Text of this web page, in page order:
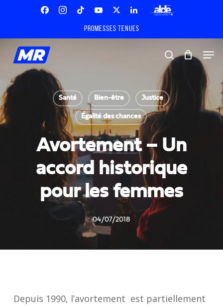
content
Twitter
Linkedin ALDE
Promesses tenues
search
Santé Bien-être Justice
Égalité des chances
Avortement – Un
accord historique
pour les femmes
04/07/2018
Depuis 1990, l’avortement est partiellement